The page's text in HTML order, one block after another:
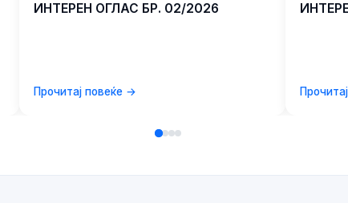
ИНТЕРЕН ОГЛАС БР. 02/2026
Прочитај повеќе →